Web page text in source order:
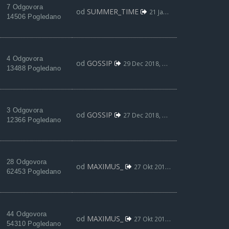
7 Odgovora
14506 Pogledano
od SUMMER_TIME 21 Jan 2019, 11:29
4 Odgovora
13488 Pogledano
od GOSSIP 29 Dec 2018, 15:06
3 Odgovora
12366 Pogledano
od GOSSIP 27 Dec 2018, 12:49
28 Odgovora
62453 Pogledano
od MAXIMUS_ 27 Okt 2018, 01:59
44 Odgovora
54310 Pogledano
od MAXIMUS_ 27 Okt 2018, 01:51